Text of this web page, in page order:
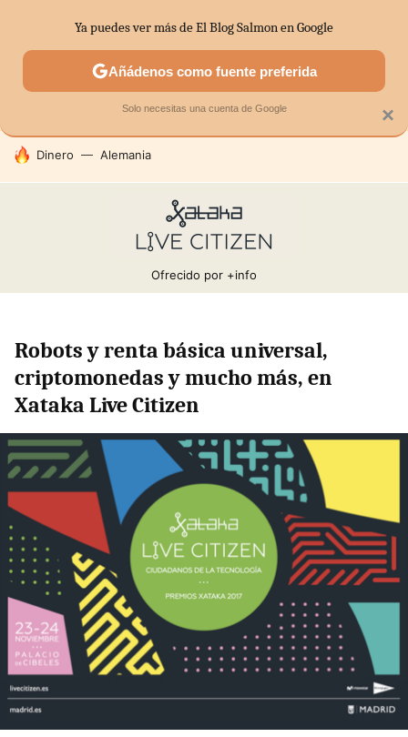
SECTORES ECONOMÍA DOMÉSTICA MERCADOS
HOY SE HABLA DE
Dinero Alemania
Ofrecido por +info
Robots y renta básica universal,
criptomonedas y mucho más, en
Xataka Live Citizen
×
Ya puedes ver más de El Blog Salmon en Google
Añádenos como fuente preferida
Solo necesitas una cuenta de Google